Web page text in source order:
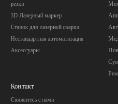
резки
3D Лазерный маркер
Станок для лазерной сварки
Нестандартная автоматизация
Аксессуары
Контакт
Свяжитесь с нами